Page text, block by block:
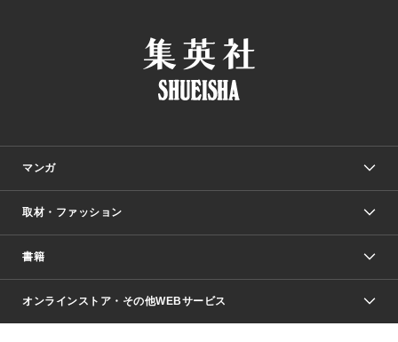
マンガ
少年マンガ
Vジャンプ
週刊ヤングジャンプ
少女マンガ
取材・ファッション
Seventeen
芸能・情報・スポーツ
書籍
文芸・文庫・総合
オンラインストア・その他WEBサービス